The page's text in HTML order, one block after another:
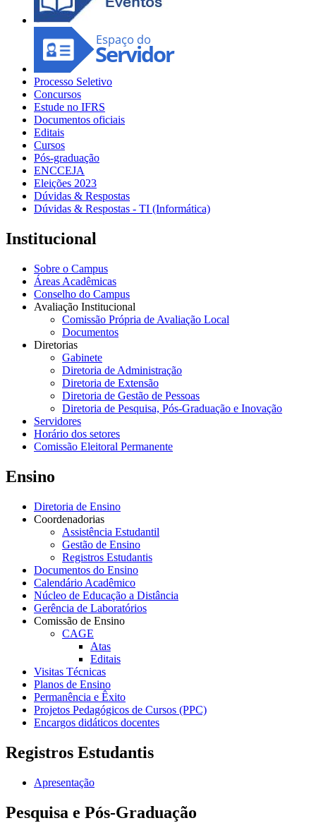
Processo Seletivo
Concursos
Estude no IFRS
Documentos oficiais
Editais
Cursos
Pós-graduação
ENCCEJA
Eleições 2023
Dúvidas & Respostas
Dúvidas & Respostas - TI (Informática)
Institucional
Sobre o Campus
Áreas Acadêmicas
Conselho do Campus
Avaliação Institucional
Comissão Própria de Avaliação Local
Documentos
Diretorias
Gabinete
Diretoria de Administração
Diretoria de Extensão
Diretoria de Gestão de Pessoas
Diretoria de Pesquisa, Pós-Graduação e Inovação
Servidores
Horário dos setores
Comissão Eleitoral Permanente
Ensino
Diretoria de Ensino
Coordenadorias
Assistência Estudantil
Gestão de Ensino
Registros Estudantis
Documentos do Ensino
Calendário Acadêmico
Núcleo de Educação a Distância
Gerência de Laboratórios
Comissão de Ensino
CAGE
Atas
Editais
Visitas Técnicas
Planos de Ensino
Permanência e Êxito
Projetos Pedagógicos de Cursos (PPC)
Encargos didáticos docentes
Registros Estudantis
Apresentação
Pesquisa e Pós-Graduação